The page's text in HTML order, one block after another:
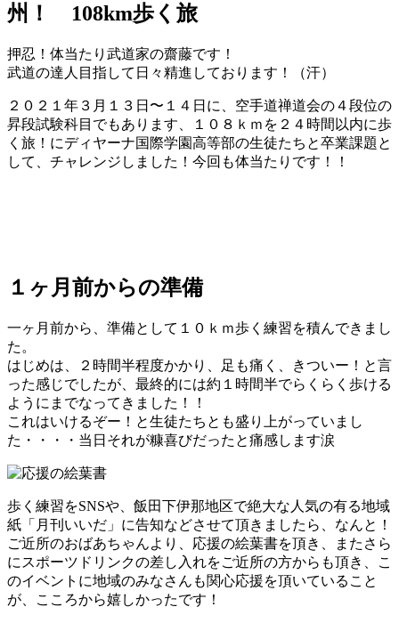
州！ 108km歩く旅
押忍！体当たり武道家の齋藤です！
武道の達人目指して日々精進しております！（汗）
２０２１年３月１３日〜１４日に、空手道禅道会の４段位の
昇段試験科目でもあります、１０８ｋｍを２４時間以内に歩
く旅！にディヤーナ国際学園高等部の生徒たちと卒業課題と
して、チャレンジしました！今回も体当たりです！！
１ヶ月前からの準備
一ヶ月前から、準備として１０ｋｍ歩く練習を積んできまし
た。
はじめは、２時間半程度かかり、足も痛く、きついー！と言
った感じでしたが、最終的には約１時間半でらくらく歩ける
ようにまでなってきました！！
これはいけるぞー！と生徒たちとも盛り上がっていまし
た・・・・当日それが糠喜びだったと痛感します涙
歩く練習をSNSや、飯田下伊那地区で絶大な人気の有る地域
紙「月刊いいだ」に告知などさせて頂きましたら、なんと！
ご近所のおばあちゃんより、応援の絵葉書を頂き、またさら
にスポーツドリンクの差し入れをご近所の方からも頂き、こ
のイベントに地域のみなさんも関心応援を頂いていること
が、こころから嬉しかったです！